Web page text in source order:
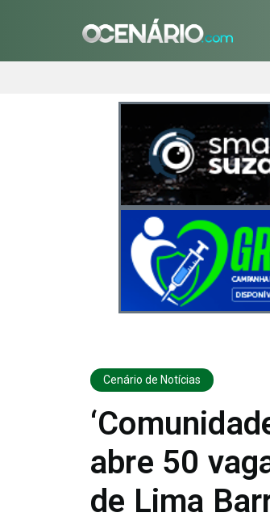
Cenário de Notícias
abre 50
de Lima